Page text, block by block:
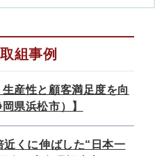
組事例
産性と顧客満足度を向
県浜松市）】
くに伸ばした“日本一